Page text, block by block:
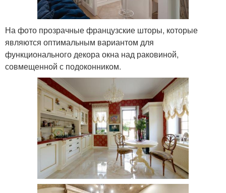
На фото прозрачные французские шторы, которые
являются оптимальным вариантом для
функционального декора окна над раковиной,
совмещенной с подоконником.